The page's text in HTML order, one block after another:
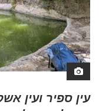
עין ספיר ועין